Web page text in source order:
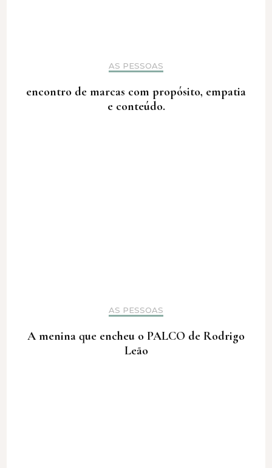
AS PESSOAS
encontro de marcas com propósito, empatia
e conteúdo.
AS PESSOAS
A menina que encheu o PALCO de Rodrigo
Leão